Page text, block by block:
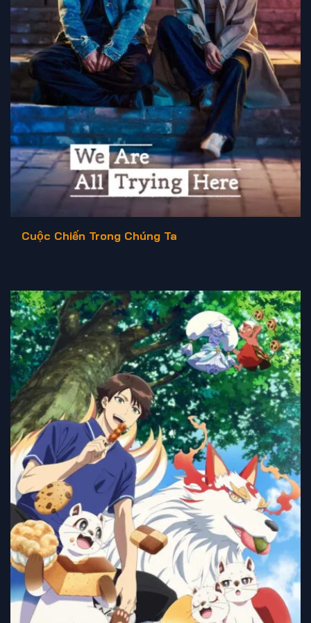
Cuộc Chiến Trong Chúng Ta